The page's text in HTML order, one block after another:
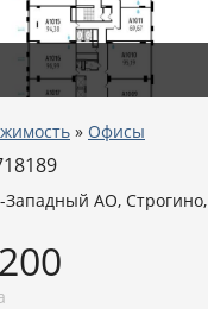
» Офисы
Западный АО, Строгино,